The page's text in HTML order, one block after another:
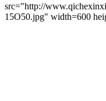
src="http://
15O50.jpg" width=600